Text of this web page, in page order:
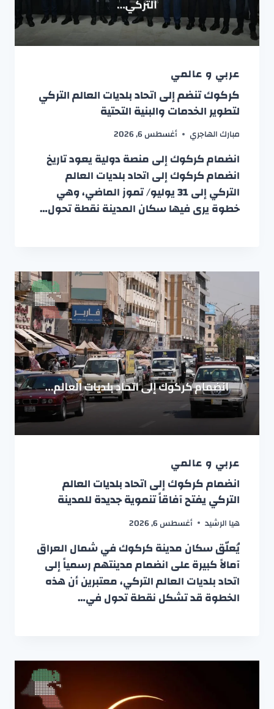
عربي و عالمي
كركوك تنضم إلى اتحاد بلديات العالم التركي
لتطوير الخدمات والبنية التحتية
مبارك الهاجري أغسطس 6, 2026
انضمام كركوك إلى منصة دولية يعود تاريخ
انضمام كركوك إلى اتحاد بلديات العالم
التركي إلى 31 يوليو/ تموز الماضي، وهي
خطوة يرى فيها سكان المدينة نقطة تحول…
عربي و عالمي
انضمام كركوك إلى اتحاد بلديات العالم
التركي يفتح آفاقاً تنموية جديدة للمدينة
هيا الرشيد أغسطس 6, 2026
يُعلّق سكان مدينة كركوك في شمال العراق
آمالاً كبيرة على انضمام مدينتهم رسمياً إلى
اتحاد بلديات العالم التركي، معتبرين أن هذه
الخطوة قد تشكل نقطة تحول في…